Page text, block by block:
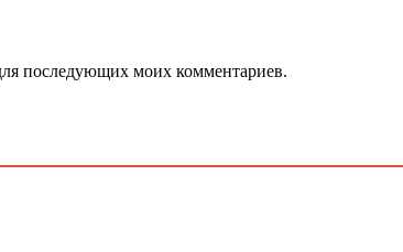
последующих моих комментариев.